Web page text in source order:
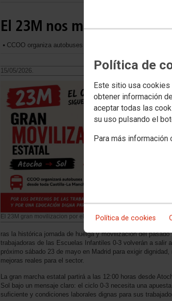
Política de
Este sitio usa
obtener información
aceptar todas las
su uso pulsando el
Para más información
Política de cookies
El 23M nos movilizamos
CCOO organiza autobuses desde Castilla-La Mancha
15/05/2026.
El 23M gran movilizacion por el 0-3
ras la histórica jornada de huelga y movilización del
trabajadoras de las Escuelas Infantiles 0-3 volverán a salir
próximo sábado 23 de mayo en Madrid para exigir
mejoras reales para el sector.
La gran marcha estatal partirá a las 12:00 horas desde
Sol bajo un mensaje claro: el ciclo 0-3 necesita una
suficiente y condiciones laborales dignas para sus